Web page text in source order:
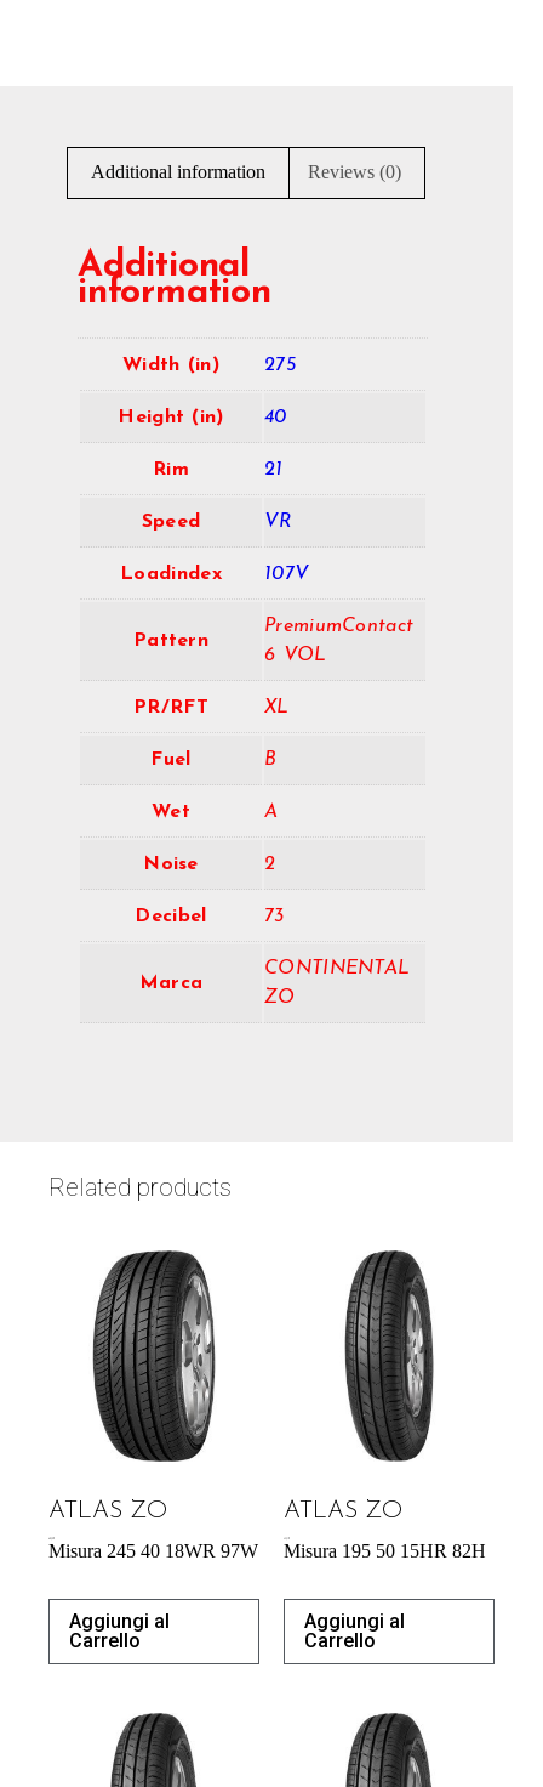
Additional information Reviews (0)
Additional
information
Width (in) 275
Height (in) 40
Rim 21
Speed VR
Loadindex 107V
Pattern
PremiumContact
6 VOL
PR/RFT XL
Fuel B
Wet A
Noise 2
Decibel 73
Marca
CONTINENTAL
ZO
Related products
ATLAS ZO
Misura 245 40 18WR 97W
Aggiungi al
Carrello
ATLAS ZO
Misura 195 50 15HR 82H
Aggiungi al
Carrello